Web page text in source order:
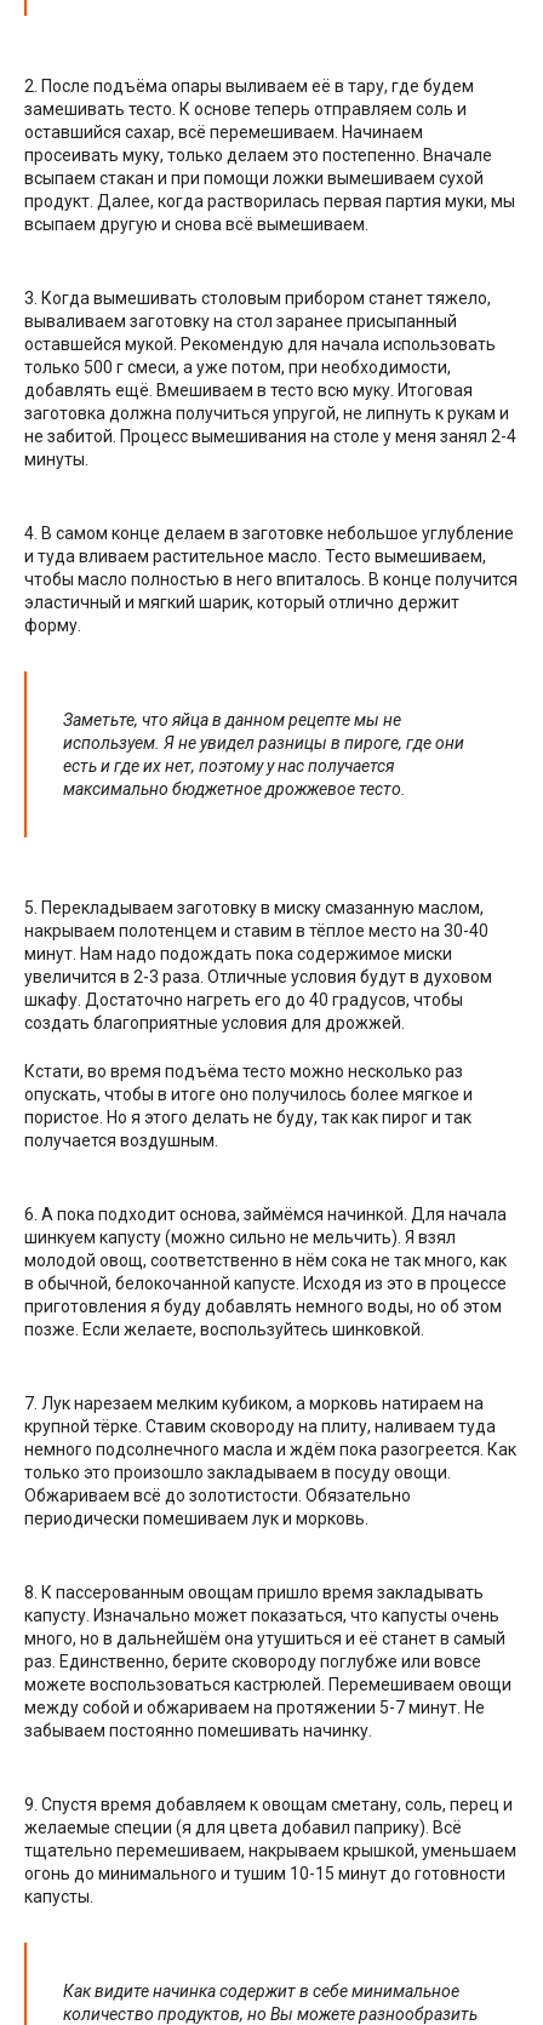
2. После подъёма опары выливаем её в тару, где будем
замешивать тесто. К основе теперь отправляем соль и
оставшийся сахар, всё перемешиваем. Начинаем
просеивать муку, только делаем это постепенно. Вначале
всыпаем стакан и при помощи ложки вымешиваем сухой
продукт. Далее, когда растворилась первая партия муки, мы
всыпаем другую и снова всё вымешиваем.
3. Когда вымешивать столовым прибором станет тяжело,
вываливаем заготовку на стол заранее присыпанный
оставшейся мукой. Рекомендую для начала использовать
только 500 г смеси, а уже потом, при необходимости,
добавлять ещё. Вмешиваем в тесто всю муку. Итоговая
заготовка должна получиться упругой, не липнуть к рукам и
не забитой. Процесс вымешивания на столе у меня занял 2-4
минуты.
4. В самом конце делаем в заготовке небольшое углубление
и туда вливаем растительное масло. Тесто вымешиваем,
чтобы масло полностью в него впиталось. В конце получится
эластичный и мягкий шарик, который отлично держит
форму.
Заметьте, что яйца в данном рецепте мы не
используем. Я не увидел разницы в пироге, где они
есть и где их нет, поэтому у нас получается
максимально бюджетное дрожжевое тесто.
5. Перекладываем заготовку в миску смазанную маслом,
накрываем полотенцем и ставим в тёплое место на 30-40
минут. Нам надо подождать пока содержимое миски
увеличится в 2-3 раза. Отличные условия будут в духовом
шкафу. Достаточно нагреть его до 40 градусов, чтобы
создать благоприятные условия для дрожжей.
Кстати, во время подъёма тесто можно несколько раз
опускать, чтобы в итоге оно получилось более мягкое и
пористое. Но я этого делать не буду, так как пирог и так
получается воздушным.
6. А пока подходит основа, займёмся начинкой. Для начала
шинкуем капусту (можно сильно не мельчить). Я взял
молодой овощ, соответственно в нём сока не так много, как
в обычной, белокочанной капусте. Исходя из это в процессе
приготовления я буду добавлять немного воды, но об этом
позже. Если желаете, воспользуйтесь шинковкой.
7. Лук нарезаем мелким кубиком, а морковь натираем на
крупной тёрке. Ставим сковороду на плиту, наливаем туда
немного подсолнечного масла и ждём пока разогреется. Как
только это произошло закладываем в посуду овощи.
Обжариваем всё до золотистости. Обязательно
периодически помешиваем лук и морковь.
8. К пассерованным овощам пришло время закладывать
капусту. Изначально может показаться, что капусты очень
много, но в дальнейшём она утушиться и её станет в самый
раз. Единственно, берите сковороду поглубже или вовсе
можете воспользоваться кастрюлей. Перемешиваем овощи
между собой и обжариваем на протяжении 5-7 минут. Не
забываем постоянно помешивать начинку.
9. Спустя время добавляем к овощам сметану, соль, перец и
желаемые специи (я для цвета добавил паприку). Всё
тщательно перемешиваем, накрываем крышкой, уменьшаем
огонь до минимального и тушим 10-15 минут до готовности
капусты.
Как видите начинка содержит в себе минимальное
количество продуктов, но Вы можете разнообразить